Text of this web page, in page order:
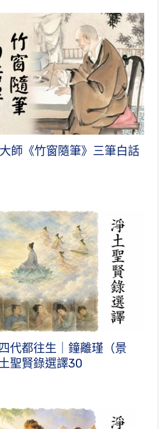
師《竹窗隨筆》三筆白話
代都往生｜鐘離瑾（景
聖賢錄選譯30